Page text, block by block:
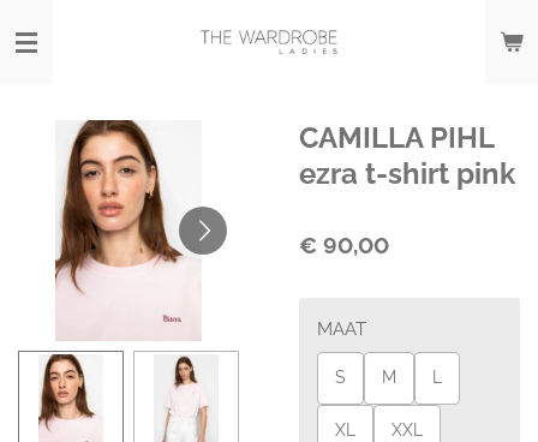
direct
hoofdinhoud
CAMILLA PIHL
ezra t-shirt pink
€ 90,00
MAAT
S M
XL XXL